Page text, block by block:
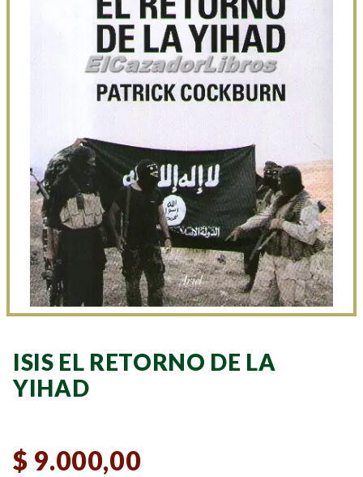
ISIS EL RETORNO DE LA
YIHAD
$ 9.000,00